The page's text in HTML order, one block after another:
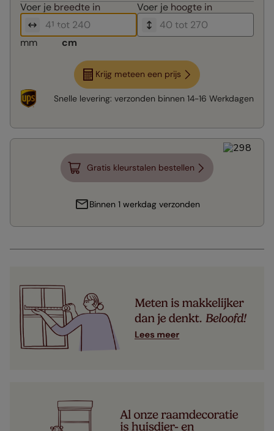
Voer je breedte in Voer je hoogte in
mm cm
Krijg meteen een prijs
Snelle levering: verzonden binnen 14-16 Werkdagen
Gratis kleurstalen bestellen
Binnen 1 werkdag verzonden